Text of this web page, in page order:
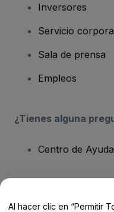
Inversores
Servicio
Sala de prensa
Empleos
¿Tienes alguna
Centro de
Al hacer clic en “Permitir